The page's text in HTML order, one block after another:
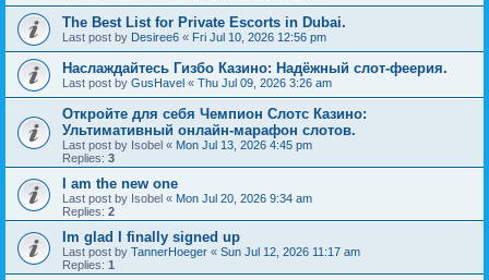
The Best List for Private Escorts in Dubai.
Last post by Desiree6 « Fri Jul 10, 2026 12:56 pm
Наслаждайтесь Гизбо Казино: Надёжный слот-феерия.
Last post by GusHavel « Thu Jul 09, 2026 3:26 am
Откройте для себя Чемпион Слотс Казино:
Ультимативный онлайн-марафон слотов.
Last post by Isobel « Mon Jul 13, 2026 4:45 pm
Replies: 3
I am the new one
Last post by Isobel « Mon Jul 20, 2026 9:34 am
Replies: 2
Im glad I finally signed up
Last post by TannerHoeger « Sun Jul 12, 2026 11:17 am
Replies: 1